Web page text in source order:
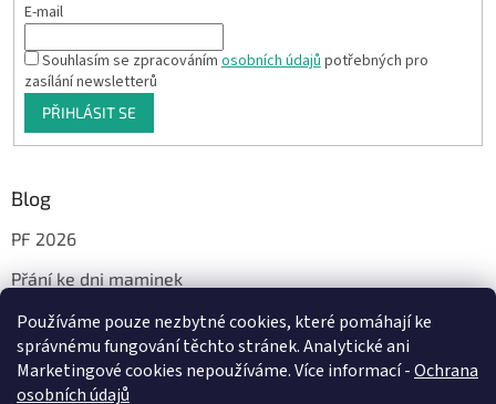
Používáme pouze nezbytné cookies, které pomáhají ke
správnému fungování těchto stránek. Analytické ani
Marketingové cookies nepoužíváme. Více informací -Ochrana
osobních údajů
E-mail
Souhlasím se zpracovánímosobních údajůpotřebných pro
zasílání newsletterů
PŘIHLÁSIT SE
Blog
PF 2026
Přání ke dni maminek
Facebook